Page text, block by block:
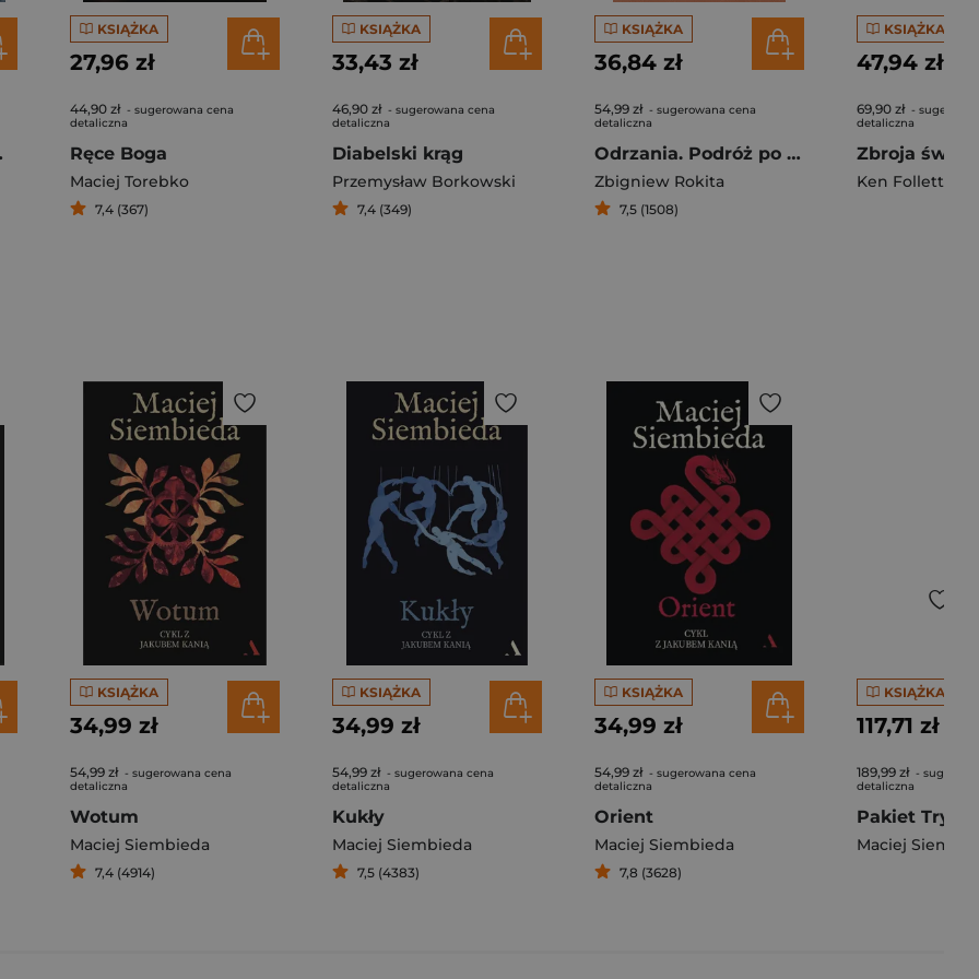
KSIĄŻKA
27,96 zł
44,90 zł - sugerowana cena
detaliczna
Ręce Boga
Maciej Torebko
7,4 (367)
KSIĄŻKA
33,43 zł
46,90 zł - sugerowana cena
detaliczna
Diabelski krąg
Przemysław Borkowski
7,4 (349)
KSIĄŻKA
36,84 zł
54,99 zł - sugerowana cena
detaliczna
Odrzania. Podróż po Ziemiach Odzyskanych
Zbigniew Rokita
7,5 (1508)
KSIĄŻKA
47,94 zł
69,90 zł -
detaliczna
Zbroja
Ken Follett
KSIĄŻKA
34,99 zł
54,99 zł - sugerowana cena
detaliczna
Wotum
Maciej Siembieda
7,4 (4914)
KSIĄŻKA
34,99 zł
54,99 zł - sugerowana cena
detaliczna
Kukły
Maciej Siembieda
7,5 (4383)
KSIĄŻKA
34,99 zł
54,99 zł - sugerowana cena
detaliczna
Orient
Maciej Siembieda
7,8 (3628)
KSIĄŻKA
117,71 zł
189,99 zł -
detaliczna
Pakiet
Maciej